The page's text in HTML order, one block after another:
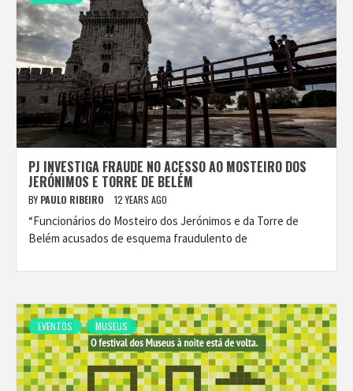
PJ INVESTIGA FRAUDE NO ACESSO AO MOSTEIRO DOS
JERÓNIMOS E TORRE DE BELÉM
BY PAULO RIBEIRO 12 YEARS AGO
“Funcionários do Mosteiro dos Jerónimos e da Torre de
Belém acusados de esquema fraudulento de
EVENTOS MUSEUS